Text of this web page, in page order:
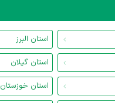
استان البرز
استان گیلان
استان خوزستان